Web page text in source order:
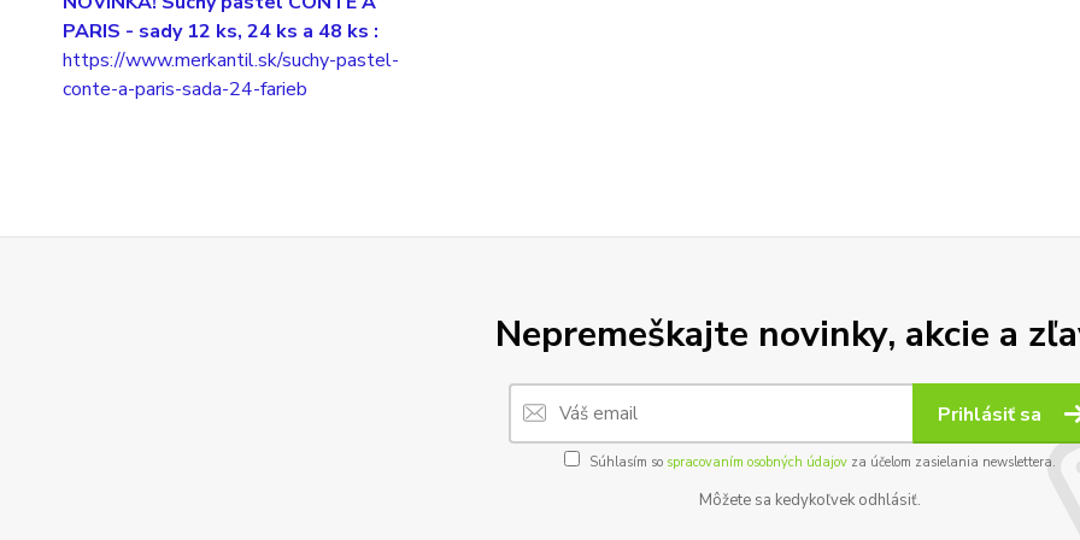
PARIS - sady 12 ks, 24 ks a 48 ks :
https://www.merkantil.sk/suchy-pastel-
conte-a-paris-sada-24-farieb
Nepremeškajte novinky, akcie a
Prihlásiť sa
Súhlasím so spracovaním osobných údajov za účelom zasielania newslettera.
Môžete sa kedykoľvek odhlásiť.